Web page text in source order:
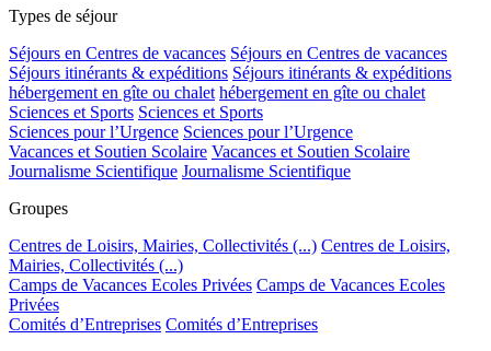
Types de séjour
Séjours en Centres de vacances Séjours en Centres de vacances
Séjours itinérants & expéditions Séjours itinérants & expéditions
hébergement en gîte ou chalet hébergement en gîte ou chalet
Sciences et Sports Sciences et Sports
Sciences pour l’Urgence Sciences pour l’Urgence
Vacances et Soutien Scolaire Vacances et Soutien Scolaire
Journalisme Scientifique Journalisme Scientifique
Groupes
Centres de Loisirs, Mairies, Collectivités (...) Centres de Loisirs,
Mairies, Collectivités (...)
Camps de Vacances Ecoles Privées Camps de Vacances Ecoles
Privées
Comités d’Entreprises Comités d’Entreprises